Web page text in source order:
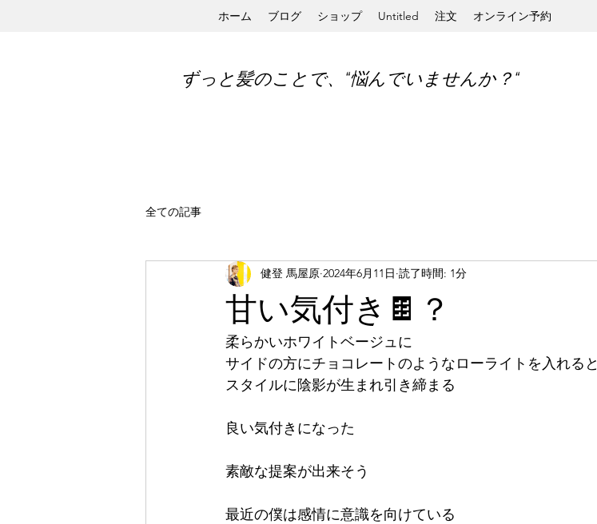
ホーム ブログ ショップ Untitled 注文 オンライン予約
ずっと髪のことで、“悩んでいませんか？“
全ての記事
甘い気付き🍫？
健登 馬屋原 2024年6月11日 読了時間: 1分
柔らかいホワイトベージュに
サイドの方にチョコレートのようなローライトを入れると
スタイルに陰影が生まれ引き締まる
良い気付きになった
素敵な提案が出来そう
最近の僕は感情に意識を向けている